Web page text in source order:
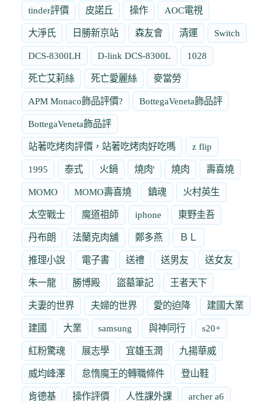
tinder評價 皮諾丘 操作 AOC電視
大淨氏 日勝新京站 森友會 清運 Switch
DCS-8300LH D-link DCS-8300L 1028
死亡艾莉絲 死亡愛麗絲 麥當勞
APM Monaco飾品評價? BottegaVeneta飾品評
BottegaVeneta飾品評
站著吃烤肉評價，站著吃烤肉好吃嗎 z flip
1995 泰式 火鍋 燒肉' 燒肉 壽喜燒
MOMO MOMO壽喜燒 鎮魂 火村英生
太空戰士 魔道祖師 iphone 東野圭吾
丹布朗 法蘭克肉舖 鄭多燕 ＢＬ
推理小說 電子書 送禮 送男友 送女友
朱一龍 勝博殿 盜墓筆記 王者天下
夫妻的世界 夫婦的世界 愛的迫降 建國大業
建國 大業 samsung 與神同行 s20+
紅粉驚魂 展志學 宜雄玉潤 九揚華威
威均峰澤 怠惰魔王的轉職條件 登山鞋
肯德基 操作評價 人性課外課 archer a6